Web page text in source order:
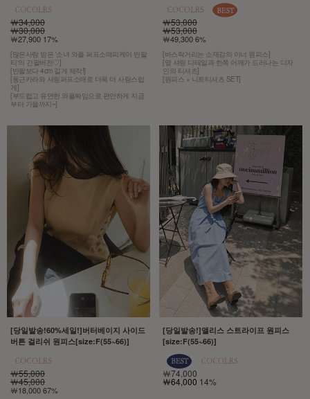
￦34,000
￦30,000
￦27,900 17%
[많은사랑 받은 '소녀 와플 퍼프소매피케이 반팔
티'의 긴팔버전♡]
[반팔보다 4cm 길게 제작!]
[둥근카라와 셔링퍼프소매로 더욱 더 사랑스럽
게]
[부드럽고 유연한 와플짜임으로 편안하게 지금
부터 가을까지~]
￦53,000
￦53,000
￦49,300 6%
[바스락거리는 소재감의 이너 원피스]
[옆 셔링 디테일과 한쪽 어깨가 드러나는 디자
인의 티셔츠]
[원피스 + 니트티셔츠 SET]
[당일발송!60%세일!]버터베이지 사이드
버튼 걸리쉬 원피스[size:F(55~66)]
￦55,000
￦45,000
￦18,000 67%
[당일발송!]앨리스 스트라이프 원피스
[size:F(55~66)]
￦74,000
￦64,000 14%